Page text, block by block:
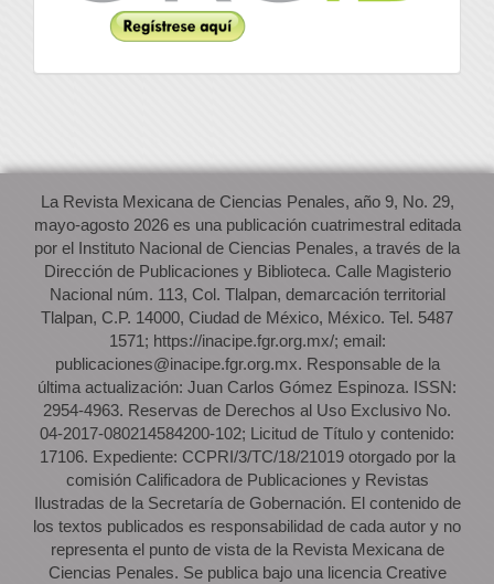
La Revista Mexicana de Ciencias Penales, año 9, No. 29,
mayo-agosto 2026 es una publicación cuatrimestral editada
por el Instituto Nacional de Ciencias Penales, a través de la
Dirección de Publicaciones y Biblioteca. Calle Magisterio
Nacional núm. 113, Col. Tlalpan, demarcación territorial
Tlalpan, C.P. 14000, Ciudad de México, México. Tel. 5487
1571; https://inacipe.fgr.org.mx/; email:
publicaciones@inacipe.fgr.org.mx. Responsable de la
última actualización: Juan Carlos Gómez Espinoza. ISSN:
2954-4963. Reservas de Derechos al Uso Exclusivo No.
04-2017-080214584200-102; Licitud de Título y contenido:
17106. Expediente: CCPRI/3/TC/18/21019 otorgado por la
comisión Calificadora de Publicaciones y Revistas
Ilustradas de la Secretaría de Gobernación. El contenido de
los textos publicados es responsabilidad de cada autor y no
representa el punto de vista de la Revista Mexicana de
Ciencias Penales. Se publica bajo una licencia Creative